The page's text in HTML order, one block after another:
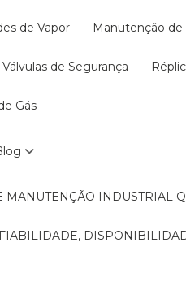
de Vapor Manutenção
Válvulas de Segurança
Gás
Blog
MANUTENÇÃO INDUSTRIAL